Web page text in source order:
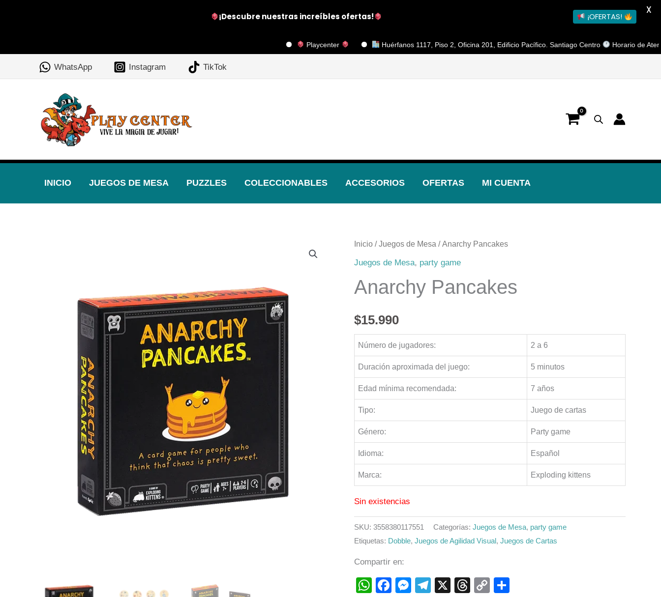
Playcenter Huérfanos 1117, Piso 2, Oficina 201, Edificio Pacífico. Santiago Centro Horario de Atención:
al
WhatsApp Instagram TikTok
INICIO JUEGOS DE MESA PUZZLES COLECCIONABLES ACCESORIOS OFERTAS MI CUENTA
Inicio /Juegos de Mesa / Anarchy Pancakes
Juegos de Mesa, party game
Anarchy Pancakes
$15.990
Número de jugadores: 2 a 6
Duración aproximada del juego: 5 minutos
Edad mínima recomendada: 7 años
Tipo: Juego de cartas
Género: Party game
Idioma: Español
Marca: Exploding kittens
Sin existencias
SKU: 3558380117551 Categorías: Juegos de Mesa, party game
Etiquetas: Dobble, Juegos de Agilidad Visual, Juegos de Cartas
Compartir en:
WhatsApp
Facebook
Messenger
Telegram
X Threads
Copy
¡Descubre nuestras increíbles ofertas! ¡OFERTAS!
X